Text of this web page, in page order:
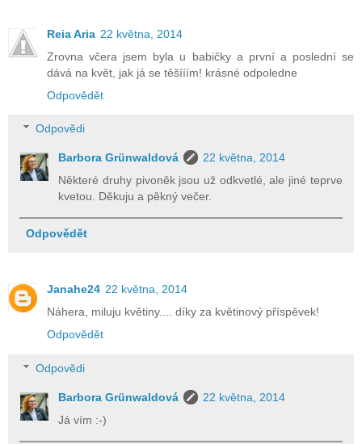
Reia Aria 22 května, 2014
Zrovna včera jsem byla u babičky a první a poslední se
dává na květ, jak já se těšííím! krásné odpoledne
Odpovědět
Odpovědi
Barbora Grünwaldová
22 května, 2014
Některé druhy pivoněk jsou už odkvetlé, ale jiné teprve
kvetou. Děkuju a pěkný večer.
Odpovědět
Janahe24 22 května, 2014
Náhera, miluju květiny.... díky za květinový příspěvek!
Odpovědět
Odpovědi
Barbora Grünwaldová
22 května, 2014
Já vím :-)